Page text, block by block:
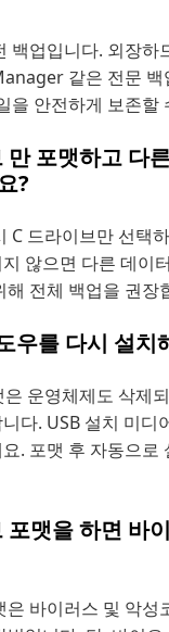
백업입니다. 외장하
같은 전문 백
을 안전하게 보존할
만 포맷하고 다
?
C 드라이브만 선택
않으면 다른 데이
해 전체 백업을 권장
우를 다시 설치
은 운영체제도 삭제
다. USB 설치 미디
. 포맷 후 자동으로
포맷을 하면 바
바이러스 및 악성